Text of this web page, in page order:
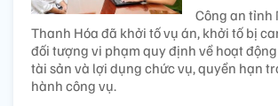
Công an tỉnh
Thanh Hóa đã khởi tố vụ án, khởi tố bị
đối tượng vi phạm quy định về hoạt
tài sản và lợi dụng chức vụ, quyền hạn
hành công vụ.